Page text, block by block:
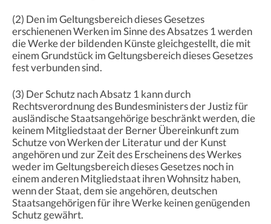
(2) Den im Geltungsbereich dieses Gesetzes
erschienenen Werken im Sinne des Absatzes 1 werden
die Werke der bildenden Künste gleichgestellt, die mit
einem Grundstück im Geltungsbereich dieses Gesetzes
fest verbunden sind.
(3) Der Schutz nach Absatz 1 kann durch
Rechtsverordnung des Bundesministers der Justiz für
ausländische Staatsangehörige beschränkt werden, die
keinem Mitgliedstaat der Berner Übereinkunft zum
Schutze von Werken der Literatur und der Kunst
angehören und zur Zeit des Erscheinens des Werkes
weder im Geltungsbereich dieses Gesetzes noch in
einem anderen Mitgliedstaat ihren Wohnsitz haben,
wenn der Staat, dem sie angehören, deutschen
Staatsangehörigen für ihre Werke keinen genügenden
Schutz gewährt.